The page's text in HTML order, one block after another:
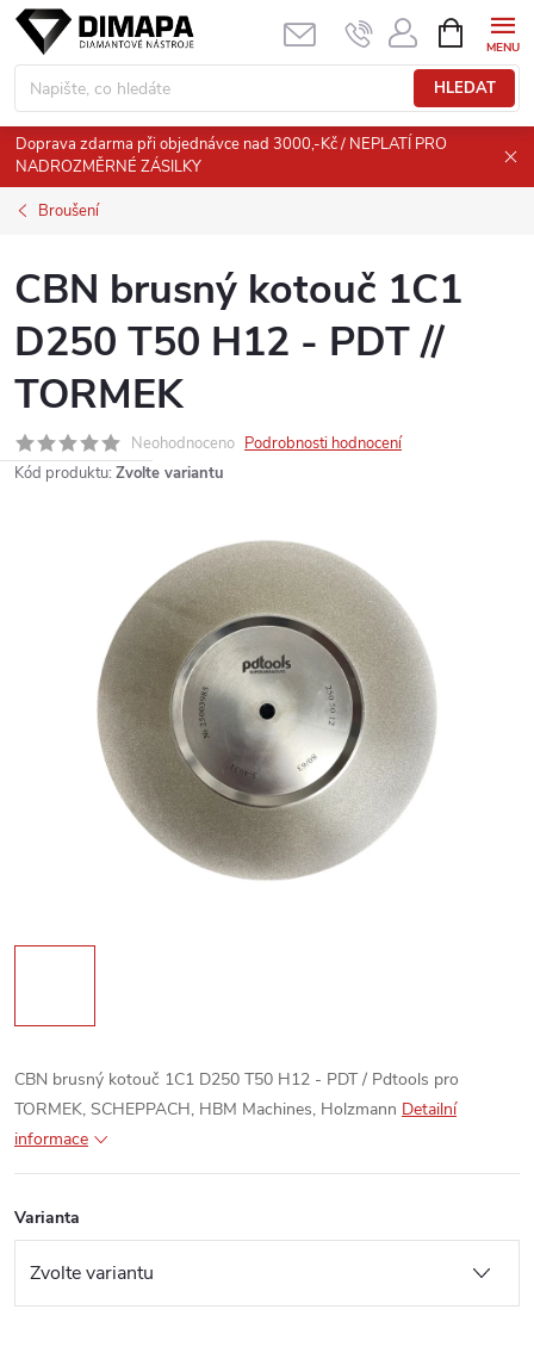
Přejít
obsah
HLEDAT
NÁKUPNÍ
KOŠÍK
Doprava zdarma při objednávce nad 3000,-Kč / NEPLATÍ PRO
NADROZMĚRNÉ ZÁSILKY
Broušení
CBN brusný kotouč 1C1
D250 T50 H12 - PDT //
TORMEK
Neohodnoceno Podrobnosti hodnocení
Kód produktu: Zvolte variantu
CBN brusný kotouč 1C1 D250 T50 H12 - PDT / Pdtools pro
TORMEK, SCHEPPACH, HBM Machines, Holzmann Detailní
informace
Varianta